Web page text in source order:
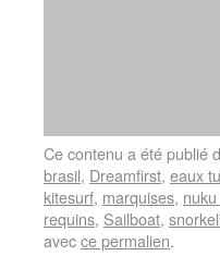
Ce contenu a été publié
brasil, Dreamfirst, eaux
kitesurf, marquises,
requins, Sailboat,
avecce permalien.